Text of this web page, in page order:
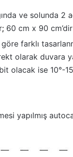
ve solunda 2
; 60 cm x 90 cm’dir
farklı
olarak duvara
olacak ise 10°-15
yapılmış